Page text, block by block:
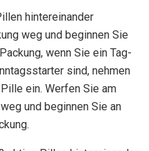
hintereinander
weg und beginnen Sie
wenn Sie ein Tag-
sind, nehmen
ein. Werfen Sie am
und beginnen Sie an